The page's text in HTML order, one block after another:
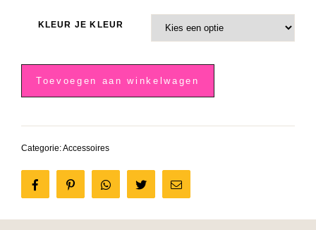
KLEUR JE KLEUR
sluitzegel,
Toevoegen aan winkelwagen
Categorie:Accessoires
Share Pin Tweet Send